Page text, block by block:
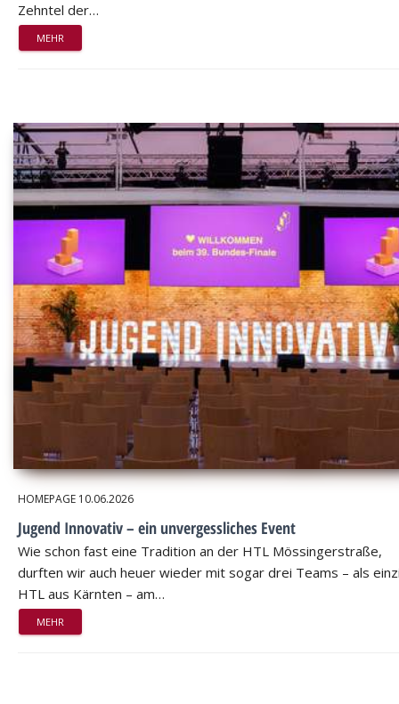
Zehntel der…
MEHR
HOMEPAGE 10.06.2026
Jugend Innovativ – ein unvergessliches Event
Wie schon fast eine Tradition an der HTL Mössingerstraße,
durften wir auch heuer wieder mit sogar drei Teams – als
HTL aus Kärnten – am…
MEHR